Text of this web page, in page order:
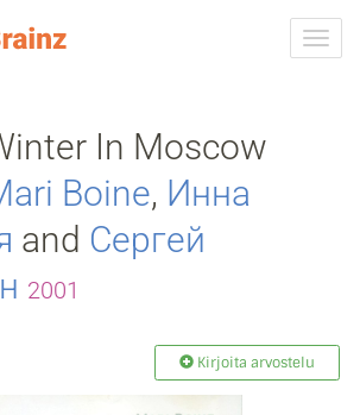
In Moscow
Boine, Инна
and Сергей
2001
Kirjoita arvostelu